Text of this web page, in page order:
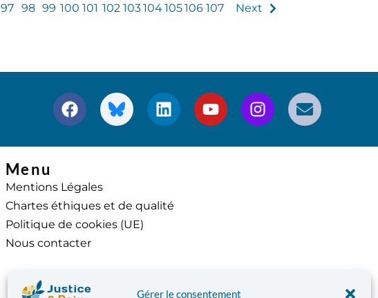
Gérer le consentement
97 98 99 100 101 102 103104105106 107 Next
Menu
Mentions Légales
Chartes éthiques et de qualité
Politique de cookies (UE)
Nous contacter